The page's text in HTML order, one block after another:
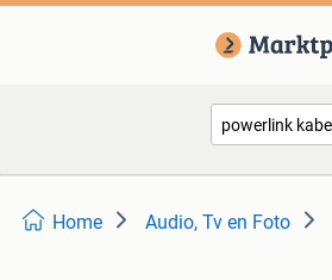
Home Audio, Tv en Foto